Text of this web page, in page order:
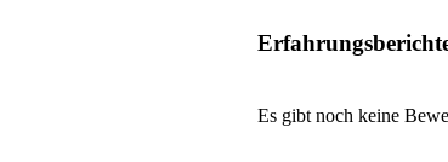
Es gibt noch keine